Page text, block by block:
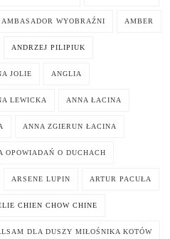
AMBASADOR WYOBRAŹNI AMBER
ANDRZEJ PILIPIUK
JOLIE ANGLIA
LEWICKA ANNA ŁACINA
ANNA ZGIERUN ŁACINA
OPOWIADAŃ O DUCHACH
ARSENE LUPIN ARTUR PACUŁA
CHIEN CHOW CHINE
DLA DUSZY MIŁOŚNIKA KOTÓW